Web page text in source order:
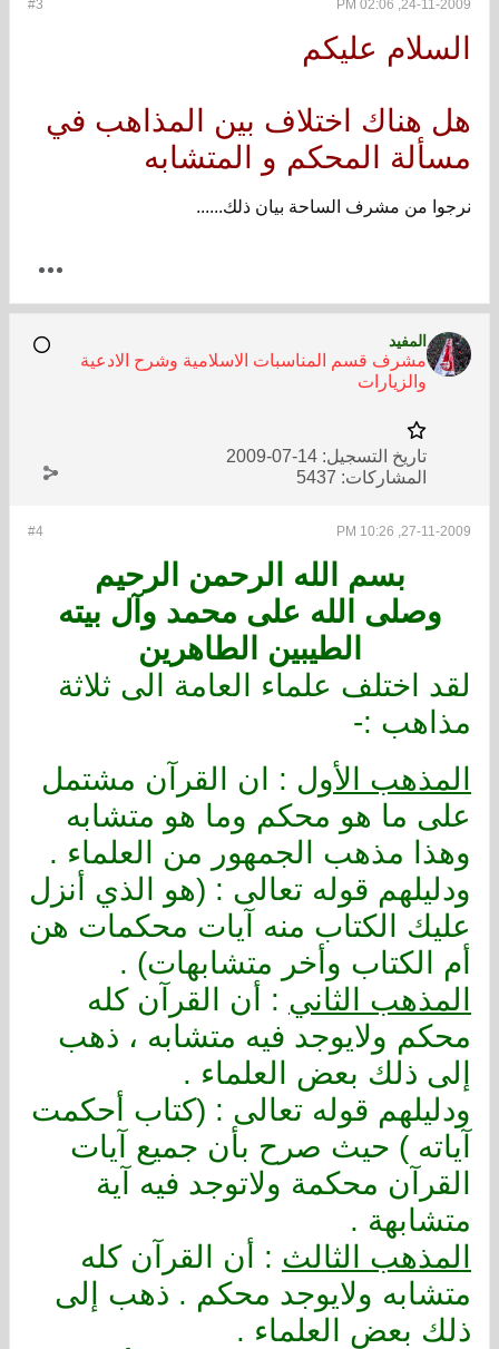
#3 24-11-2009, 02:06 PM
السلام عليكم
هل هناك اختلاف بين المذاهب في
مسألة المحكم و المتشابه
نرجوا من مشرف الساحة بيان ذلك......
المفيد
مشرف قسم المناسبات الاسلامية وشرح الادعية
والزيارات
تاريخ التسجيل: 14-07-2009
المشاركات: 5437
#4 27-11-2009, 10:26 PM
بسم الله الرحمن الرحيم
وصلى الله على محمد وآل بيته
الطيبين الطاهرين
لقد اختلف علماء العامة الى ثلاثة
مذاهب :-
المذهب الأول :
ان القرآن مشتمل
على ما هو محكم وما هو متشابه
وهذا مذهب الجمهور من العلماء .
ودليلهم قوله تعالى : (هو الذي أنزل
عليك الكتاب منه آيات محكمات هن
أم الكتاب وأخر متشابهات) .
المذهب الثاني : أن القرآن كله
محكم ولايوجد فيه متشابه ، ذهب
إلى ذلك بعض العلماء .
ودليلهم قوله تعالى : (كتاب أحكمت
آياته ) حيث صرح بأن جميع آيات
القرآن محكمة ولاتوجد فيه آية
متشابهة .
المذهب الثالث : أن القرآن كله
متشابه ولايوجد محكم . ذهب إلى
ذلك بعض العلماء .